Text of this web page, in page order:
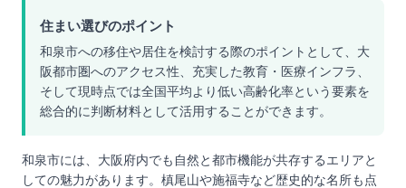
住まい選びのポイント
和泉市への移住や居住を検討する際のポイントとして、大
阪都市圏へのアクセス性、充実した教育・医療インフラ、
そして現時点では全国平均より低い高齢化率という要素を
総合的に判断材料として活用することができます。
和泉市には、大阪府内でも自然と都市機能が共存するエリアと
しての魅力があります。槙尾山や施福寺など歴史的な名所も点